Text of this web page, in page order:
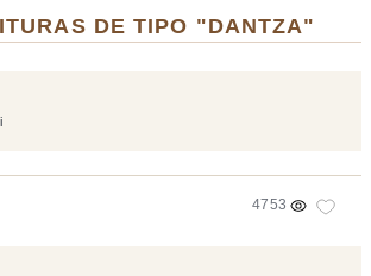
DE TIPO "DANTZA"
4753